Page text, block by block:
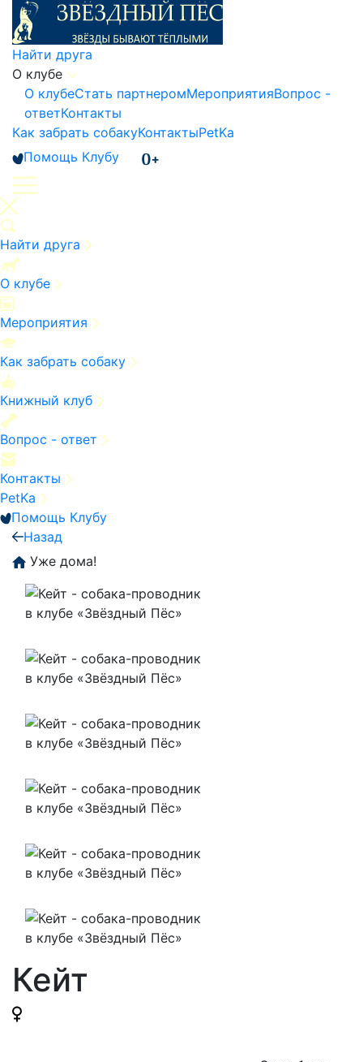
Найти друга
О клубе
О клубеСтать партнеромМероприятияВопрос -
ответКонтакты
Как забрать собакуКонтактыPetKa
Помощь Клубу
Найти друга
О клубе
Мероприятия
Как забрать собаку
Книжный клуб
Вопрос - ответ
Контакты
PetKa
Помощь Клубу
Назад
Уже дома!
Кейт